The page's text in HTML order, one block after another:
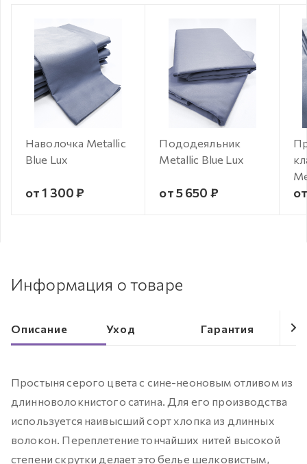
Наволочка Metallic
Blue Lux
от 1 300 ₽
Пододеяльник
Metallic Blue Lux
от 5 650 ₽
Информация о товаре
Описание Уход Гарантия
Простыня серого цвета с сине-неоновым отливом из
длинноволокнистого сатина. Для его производства
используется наивысший сорт хлопка из длинных
волокон. Переплетение тончайших нитей высокой
степени скрутки делает это белье шелковистым,